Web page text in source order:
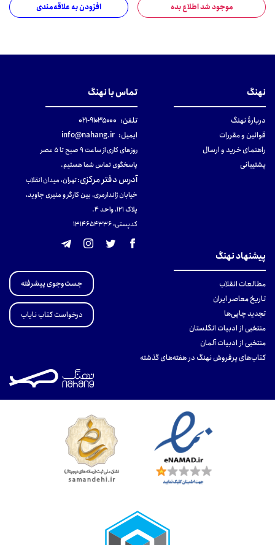
موجود شد اطلاع بده افزودن به علاقه‌مندی
نهنگ
دربارهٔ نهنگ
قوانین و مقررات
راهنمای خرید و ارسال
پشتیبانی
تماس با نهنگ
تلفن: ۹۱۰۳۵۰۰۰-۰۲۱
ایمیل: info@nahang.ir
روزهای کاری از ساعت ۹ صبح تا ۵ عصر
پاسخگوی تماس شما هستیم.
آدرس دفتر مرکزی:تهران، میدان انقلاب
خیابان ژاندارمری، بین کارگر و منیری جاوید،
پلاک 121، واحد ۴.
کدپستی: 131465433۶
پیشنهاد نهنگ
مطالعات انقلاب
تاریخ معاصر ایران
تجدید چاپی‌ها
منتخبی از ادبیات انگلستان
منتخبی از ادبیات آلمان
کتاب‌های پرفروش نهنگ در هفته‌های گذشته
جست‌وجوی پیشرفته
درخواست کتاب نایاب